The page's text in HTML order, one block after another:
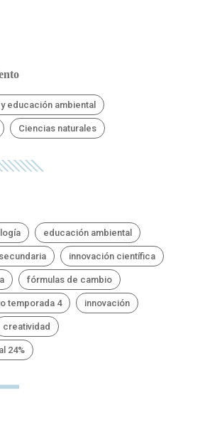
educación ambiental
Ciencias naturales
educación ambiental
innovación científica
fórmulas de cambio
temporada 4 innovación
creatividad
24%